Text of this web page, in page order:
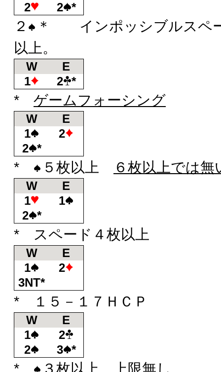
2
2 *
２
＊ インポッシブルスペ
以上。
W
E
1
2 *
* ゲームフォーシング
W
E
1
2
2
*
* ５枚以上 ６枚以上では無
W
E
1
1
2
*
* スペード４枚以上
W
E
1
2
3NT*
* １５－１７ＨＣＰ
W
E
1
2
2
3 *
* ３枚以上、上限無し